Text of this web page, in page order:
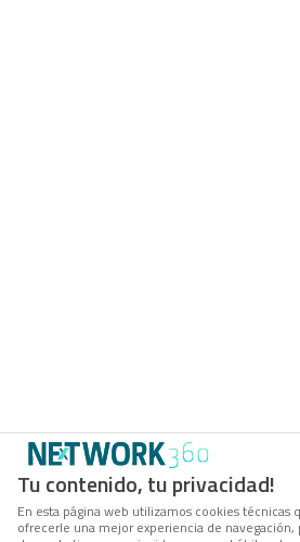
Tu contenido, tu privacidad!
En esta página web utilizamos cookies técnicas
ofrecerle una mejor experiencia de